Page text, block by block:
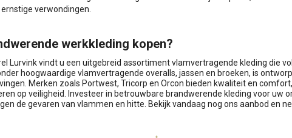
verwondingen.
werkkleding kopen?
Lurvink vindt u een uitgebreid assortiment vlamvertragende kleding die
hoogwaardige vlamvertragende overalls, jassen en broeken, is
Merken zoals Portwest, Tricorp en Orcon bieden kwaliteit en
op veiligheid. Investeer in betrouwbare brandwerende kleding voor uw
de gevaren van vlammen en hitte. Bekijk vandaag nog ons aanbod en